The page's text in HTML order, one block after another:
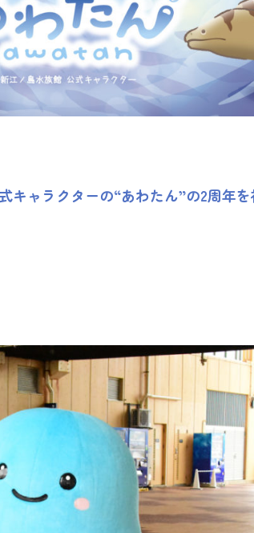
キャラクターの“あわたん”の2周年